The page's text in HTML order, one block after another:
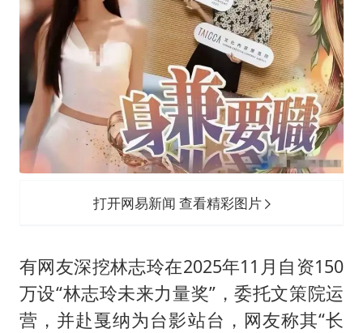
打开网易新闻 查看精彩图片
有网友深挖林志玲在2025年11月自资150
万设“林志玲未来力量奖”，委托文策院运
营，并赴戛纳为台影站台，网友称其“长